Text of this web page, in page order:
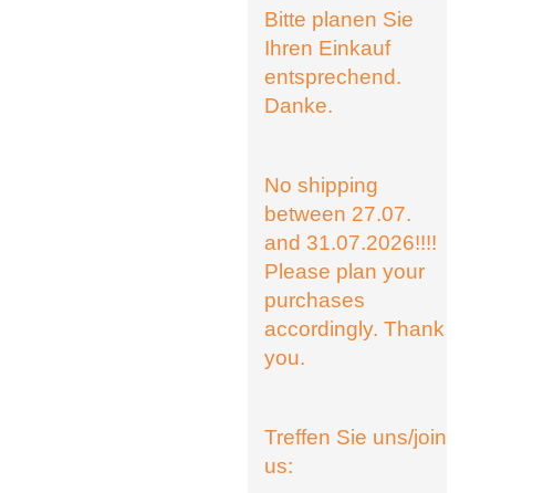
Bitte planen Sie
Ihren Einkauf
entsprechend.
Danke.
No shipping
between 27.07.
and 31.07.2026!!!!
Please plan your
purchases
accordingly. Thank
you.
Treffen Sie uns/join
us: